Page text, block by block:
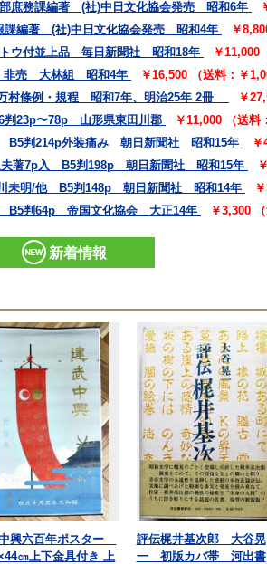
庶務課編著 (社)中日文化協会発売 昭和6年
課編著 (社)中日文化協会発売 昭和4年
￥
トウ付並上品 毎日新聞社 昭和18年
￥11,000
非売 大林組 昭和4年
￥16,500 （送料：￥
村條例・規程 昭和7年、明治25年 2冊
￥
判23p〜78p 山形県東田川郡
￥11,000 （送料
B5判214p外装痛み 朝日新聞社 昭和15年
夫著7p入 B5判198p 朝日新聞社 昭和15年
未明/他 B5判148p 朝日新聞社 昭和14年
B5判64p 帝国文化協会 大正14年
￥3,300
新着情報
興六百年ポスター
㎝上下金具付き 上
評伝梶井基次郎 大谷晃
一 初版カバ帯 河出書